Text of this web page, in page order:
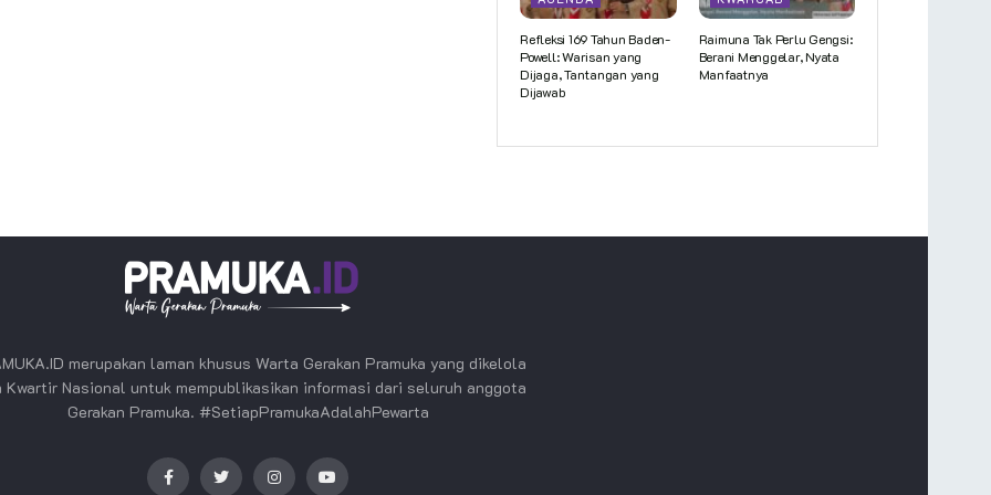
Refleksi 169 Tahun Baden-
Powell: Warisan yang
Dijaga, Tantangan yang
Dijawab
Raimuna Tak Perlu Gengsi:
Berani Menggelar, Nyata
Manfaatnya
merupakan laman khusus Warta Gerakan Pramuka yang dikelola
Kwartir Nasional untuk mempublikasikan informasi dari seluruh anggota
Gerakan Pramuka. #SetiapPramukaAdalahPewarta